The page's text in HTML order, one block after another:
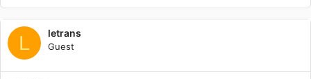
L letrans
Guest